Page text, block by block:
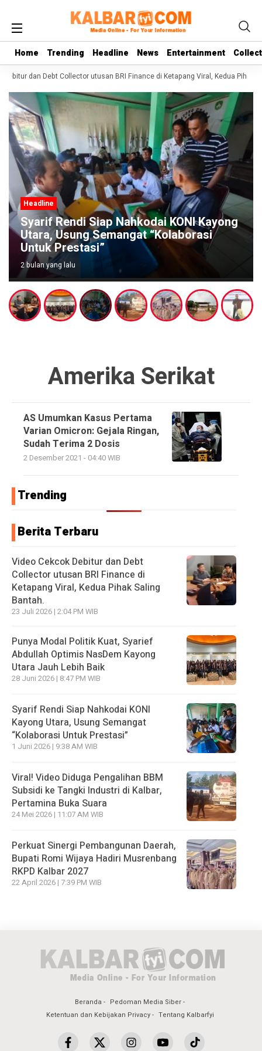
Home Trending Headline News Entertainment
Home Trending Headline News Entertainment
dan Debt Collector utusan BRI Finance di Ketapang Viral, Kedua Pihak
Headline
Syarif Rendi Siap Nahkodai KONI Kayong
Utara, Usung Semangat “Kolaborasi
Untuk Prestasi”
2 bulan yang lalu
Amerika Serikat
AS Umumkan Kasus Pertama
Varian Omicron: Gejala Ringan,
Sudah Terima 2 Dosis
2 Desember 2021 - 04:40 WIB
Trending
Berita Terbaru
Video Cekcok Debitur dan Debt
Collector utusan BRI Finance di
Ketapang Viral, Kedua Pihak Saling
Bantah.
23 Juli 2026 | 2:04 PM WIB
Punya Modal Politik Kuat, Syarief
Abdullah Optimis NasDem Kayong
Utara Jauh Lebih Baik
28 Juni 2026 | 8:47 PM WIB
Syarif Rendi Siap Nahkodai KONI
Kayong Utara, Usung Semangat
“Kolaborasi Untuk Prestasi”
1 Juni 2026 | 9:38 AM WIB
Viral! Video Diduga Pengalihan BBM
Subsidi ke Tangki Industri di Kalbar,
Pertamina Buka Suara
24 Mei 2026 | 11:07 AM WIB
Perkuat Sinergi Pembangunan Daerah,
Bupati Romi Wijaya Hadiri Musrenbang
RKPD Kalbar 2027
22 April 2026 | 7:39 PM WIB
Beranda
Pedoman Media Siber
Ketentuan dan Kebijakan Privacy
Tentang Kalbarfyi